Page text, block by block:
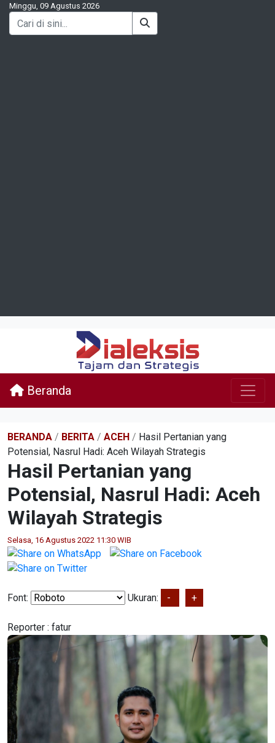
Minggu, 09 Agustus 2026
Beranda
BERANDA / BERITA / ACEH / Hasil Pertanian yang
Potensial, Nasrul Hadi: Aceh Wilayah Strategis
Hasil Pertanian yang
Potensial, Nasrul Hadi: Aceh
Wilayah Strategis
Selasa, 16 Agustus 2022 11:30 WIB
Font: Ukuran: - +
Reporter : fatur